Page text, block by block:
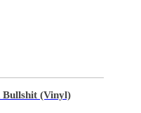
Bullshit (Vinyl)